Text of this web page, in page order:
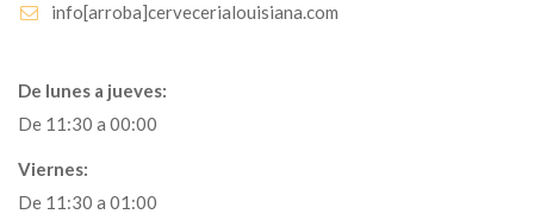
info[arroba]cervecerialouisiana.com
De lunes a jueves:
De 11:30 a 00:00
Viernes:
De 11:30 a 01:00